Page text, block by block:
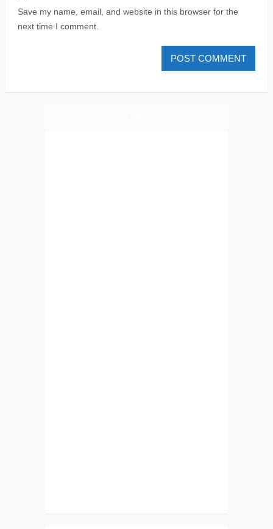
Save my name, email, and website in this browser for the
next time I comment.